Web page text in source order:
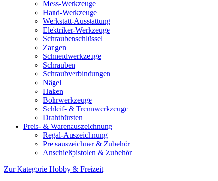
Mess-Werkzeuge
Hand-Werkzeuge
Werkstatt-Ausstattung
Elektriker-Werkzeuge
Schraubenschlüssel
Zangen
Schneidwerkzeuge
Schrauben
Schraubverbindungen
Nägel
Haken
Bohrwerkzeuge
Schleif- & Trennwerkzeuge
Drahtbürsten
Preis- & Warenauszeichnung
Regal-Auszeichnung
Preisauszeichner & Zubehör
Anschießpistolen & Zubehör
Zur Kategorie Hobby & Freizeit